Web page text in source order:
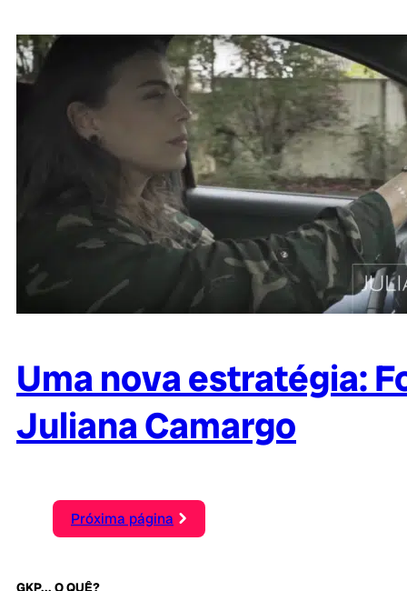
Uma nova estratégia:
Juliana Camargo
Próxima página
GKP... O QUÊ?